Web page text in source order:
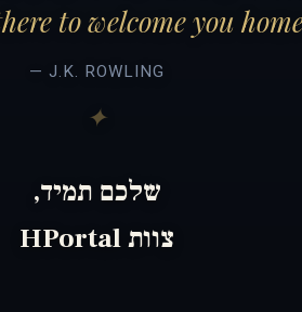
to welcome you
— J.K. ROWLING
שלכם תמיד,
צוות HPortal